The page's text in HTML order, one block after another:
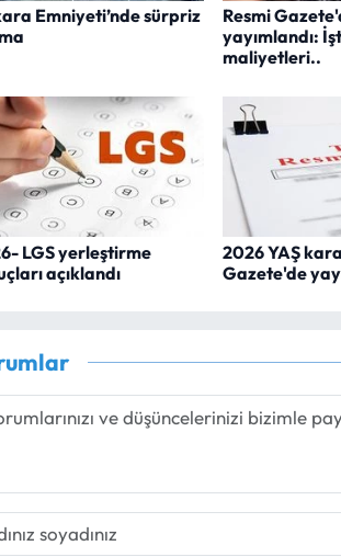
Emniyeti’nde sürpriz
Resmi
yayımlandı:
maliyetleri..
LGS yerleştirme
açıklandı
2026 YAŞ
Gazete'de